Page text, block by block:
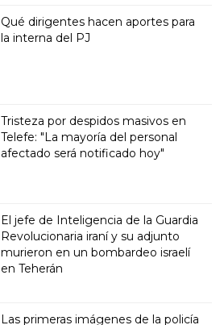
Qué dirigentes hacen aportes para
la interna del PJ
Tristeza por despidos masivos en
Telefe: "La mayoría del personal
afectado será notificado hoy"
El jefe de Inteligencia de la Guardia
Revolucionaria iraní y su adjunto
murieron en un bombardeo israelí
en Teherán
Las primeras imágenes de la policía